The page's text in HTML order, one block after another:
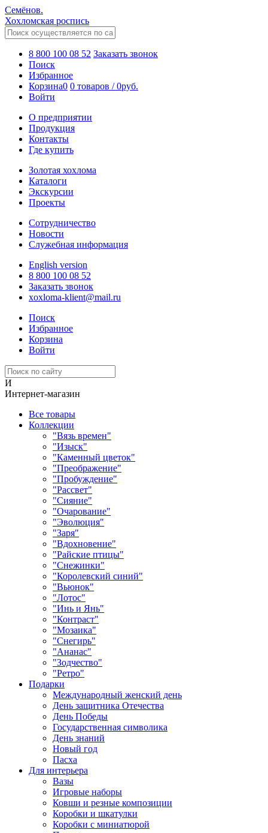
Семёнов.
Хохломская роспись
8 800 100 08 52 Заказать звонок
Поиск
Избранное
Корзина0 0 товаров /0руб.
Войти
О предприятии
Продукция
Контакты
Где купить
Золотая хохлома
Каталоги
Экскурсии
Проекты
Сотрудничество
Новости
Служебная информация
English version
8 800 100 08 52
Заказать звонок
xoxloma-klient@mail.ru
Поиск
Избранное
Корзина
Войти
И
Интернет-магазин
Все товары
Коллекции
"Вязь времен"
"Изыск"
"Каменный цветок"
"Преображение"
"Пробуждение"
"Рассвет"
"Сияние"
"Очарование"
"Эволюция"
"Заря"
"Вдохновение"
"Райские птицы"
"Снежинки"
"Королевский синий"
"Вьюнок"
"Лотос"
"Инь и Янь"
"Контраст"
"Мозаика"
"Снегирь"
"Ананас"
"Зодчество"
"Ретро"
Подарки
Международный женский день
День защитника Отечества
День Победы
Государственная символика
День знаний
Новый год
Пасха
Для интерьера
Вазы
Игровые наборы
Ковши и резные композиции
Коробки и шкатулки
Коробки с миниатюрой